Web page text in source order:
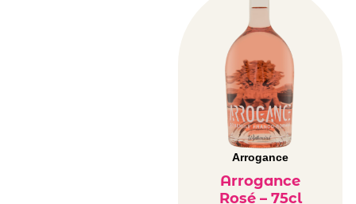
Arrogance
Arrogance
Rosé – 75cl